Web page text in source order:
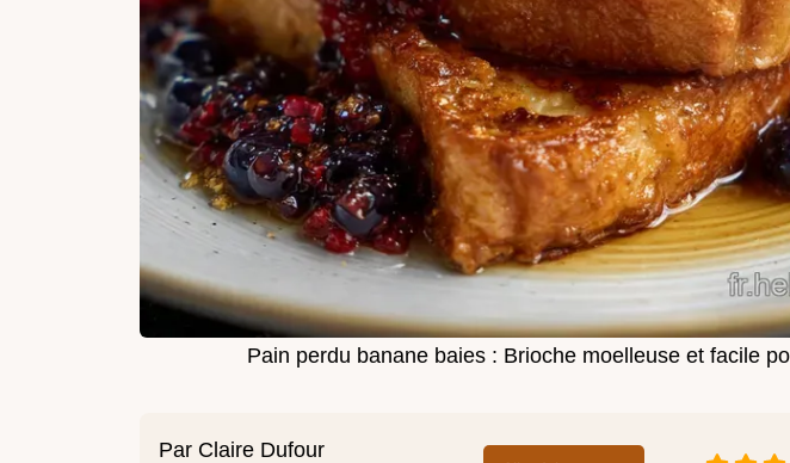
Pain perdu banane baies : Brioche moelleuse et facile
Par Claire Dufour